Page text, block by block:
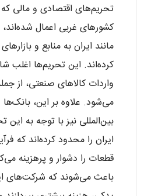
تحریم‌های اقتصادی و مالی
کشورهای غربی اعمال
مانند ایران به منابع و
کرده‌اند. این تحریم‌ها اغلب
واردات کالاهای صنعتی، از
می‌شود. علاوه بر این،
بین‌المللی نیز با توجه به این
ایران را محدود کرده‌اند که
قطعات را دشوار و پرهزینه
باعث می‌شوند که شرکت‌های